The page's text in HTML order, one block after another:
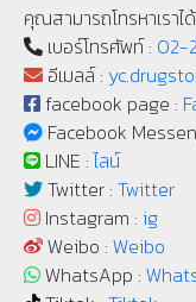
คุณสามารถโทรหาเราไ
เบอร์โทรศัพท์ : 02-
อีเมลล์ :
facebook page :
Facebook
LINE :ไลน์
Twitter : Twitter
Instagram : ig
Weibo : Weibo
WhatsApp :